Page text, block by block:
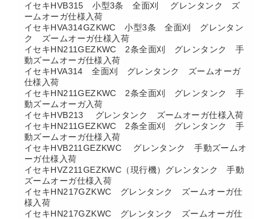
イセキHVB315 小型3条 全面刈 グレンタンク ズ
ームオーガ仕様入荷
イセキHVA314GZKWC 小型3条 全面刈 グレンタン
ク ズームオーガ仕様入荷
イセキHN211GEZKWC 2条全面刈 グレンタンク 手
動ズームオーガ仕様入荷
イセキHVA314 全面刈 グレンタンク ズームオーガ
仕様入荷
イセキHN211GEZKWC 2条全面刈 グレンタンク 手
動ズームオーガ入荷
イセキHVB213 グレンタンク ズームオーガ仕様入荷
イセキHN211GEZKWC 2条全面刈 グレンタンク 手
動ズームオーガ仕様入荷
イセキHVB211GEZKWC グレンタンク 手動ズームオ
ーガ仕様入荷
イセキHVZ211GEZKWC（現行機）グレンタンク 手動
ズームオーガ仕様入荷
イセキHN217GZKWC グレンタンク ズームオーガ仕
様入荷
イセキHN217GZKWC グレンタンク ズームオーガ仕